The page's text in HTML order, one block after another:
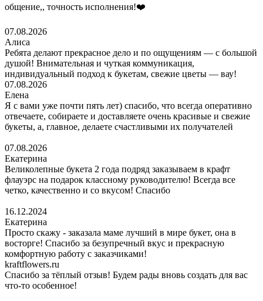
общение,, точность исполнения!❤️
07.08.2026
Алиса
Ребята делают прекрасное дело и по ощущениям — с большой
душой! Внимательная и чуткая коммуникация,
индивидуальный подход к букетам, свежие цветы — вау!
07.08.2026
Елена
Я с вами уже почти пять лет) спасибо, что всегда оперативно
отвечаете, собираете и доставляете очень красивые и свежие
букеты, а, главное, делаете счастливыми их получателей
07.08.2026
Екатерина
Великолепные букета 2 года подряд заказываем в крафт
флауэрс на подарок классному руководителю! Всегда все
четко, качественно и со вкусом! Спасибо
16.12.2024
Екатерина
Просто скажу - заказала маме лучший в мире букет, она в
восторге! Спасибо за безупречный вкус и прекрасную
комфортную работу с заказчиками!
kraftflowers.ru
Спасибо за тёплый отзыв! Будем рады вновь создать для вас
что-то особенное!